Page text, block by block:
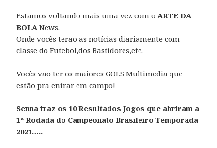
Estamos voltando mais uma vez com o ARTE DA
BOLA News.
Onde vocês terão as notícias diariamente com
classe do Futebol,dos Bastidores,etc.
Vocês vão ter os maiores GOLS Multimedia que
estão pra entrar em campo!
Senna traz os 10 Resultados Jogos que abriram a
1ª Rodada do Campeonato Brasileiro Temporada
2021…..